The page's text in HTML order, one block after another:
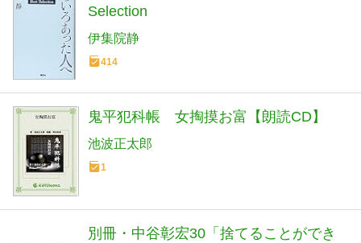
Selection
伊集院静
414
鬼平犯科帳 女掏摸お富【朗読CD】
池波正太郎
1
別冊・中谷彰宏30「捨てることができ